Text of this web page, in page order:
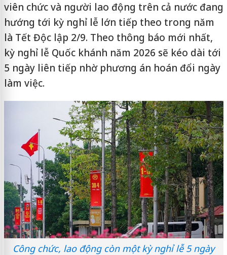
viên chức và người lao động trên cả nước đang
hướng tới kỳ nghỉ lễ lớn tiếp theo trong năm
là Tết Độc lập 2/9. Theo thông báo mới nhất,
kỳ nghỉ lễ Quốc khánh năm 2026 sẽ kéo dài tới
5 ngày liên tiếp nhờ phương án hoán đổi ngày
làm việc.
Công chức, lao động còn một kỳ nghỉ lễ 5 ngày